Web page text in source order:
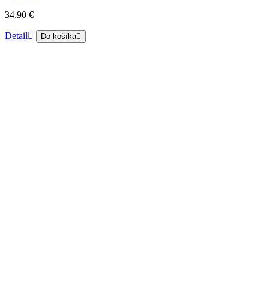
34,90 €
Detail Do košíka